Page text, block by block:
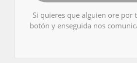
Si quieres que alguien ore por
botón y enseguida nos